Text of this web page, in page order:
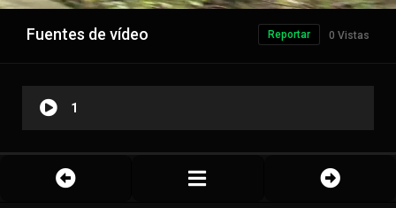
Fuentes de vídeo 0 Vistas
Reportar
1